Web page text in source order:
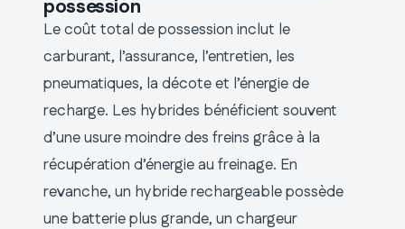
possession
Le coût total de possession inclut le
carburant, l’assurance, l’entretien, les
pneumatiques, la décote et l’énergie de
recharge. Les hybrides bénéficient souvent
d’une usure moindre des freins grâce à la
récupération d’énergie au freinage. En
revanche, un hybride rechargeable possède
une batterie plus grande, un chargeur